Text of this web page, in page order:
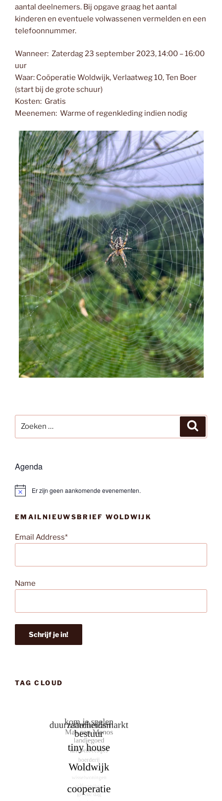
aantal deelnemers. Bij opgave graag het aantal
kinderen en eventuele volwassenen vermelden en een
telefoonnummer.
Wanneer: Zaterdag 23 september 2023, 14:00 – 16:00
uur
Waar: Coöperatie Woldwijk, Verlaatweg 10, Ten Boer
(start bij de grote schuur)
Kosten: Gratis
Meenemen: Warme of regenkleding indien nodig
naar:
Agenda
i
h
t
Er zijn geen aankomende evenementen.
EMAILNIEUWSBRIEF WOLDWIJK
Email Address*
Name
TAG CLOUD